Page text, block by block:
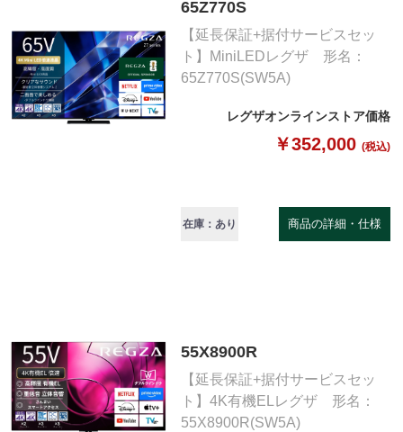
65Z770S
【延長保証+据付サービスセッ
ト】MiniLEDレグザ 形名：
65Z770S(SW5A)
レグザオンラインストア価格
￥352,000 (税込)
在庫：あり 商品の詳細・仕様
55X8900R
【延長保証+据付サービスセッ
ト】4K有機ELレグザ 形名：
55X8900R(SW5A)